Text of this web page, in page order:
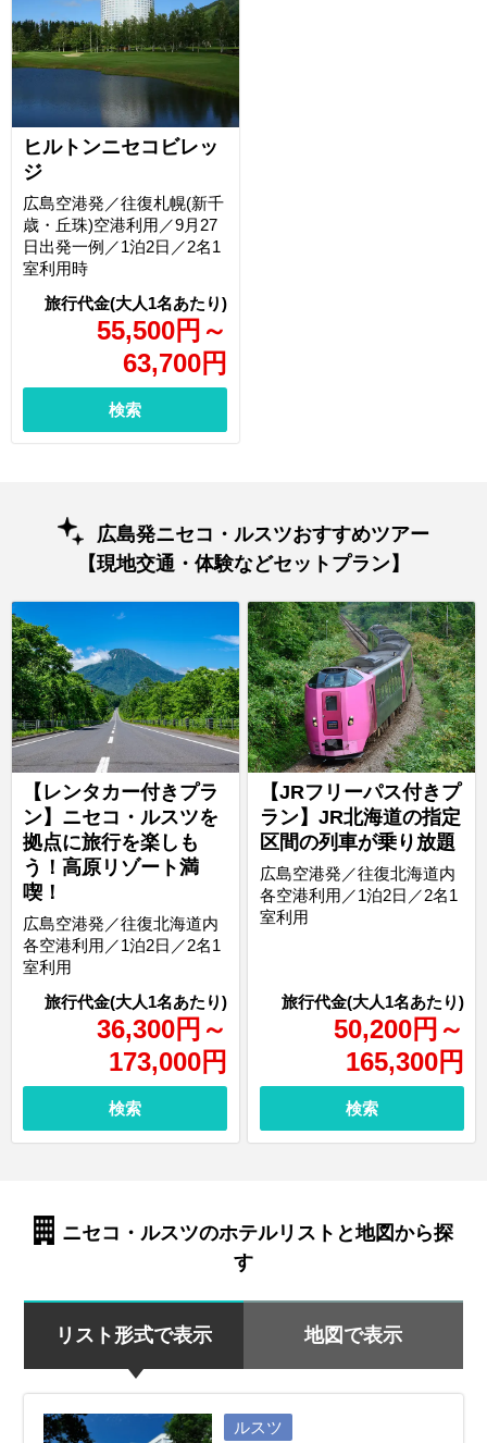
ヒルトンニセコビレッ
ジ
55,500円 ～
63,700円
広島空港発／往復札幌(新千
歳・丘珠)空港利用／9月27
日出発一例／1泊2日／2名1
室利用時
検索
広島発ニセコ・ルスツおすすめツアー
【現地交通・体験などセットプラン】
【レンタカー付きプラ
ン】ニセコ・ルスツを
拠点に旅行を楽しも
う！高原リゾート満
喫！
36,300円 ～
173,000円
広島空港発／往復北海道内
各空港利用／1泊2日／2名1
室利用
検索
【JRフリーパス付きプ
ラン】JR北海道の指定
区間の列車が乗り放題
50,200円 ～
165,300円
広島空港発／往復北海道内
各空港利用／1泊2日／2名1
室利用
検索
ニセコ・ルスツのホテルリストと地図から探
す
リスト形式で表示 地図で表示
ルスツ